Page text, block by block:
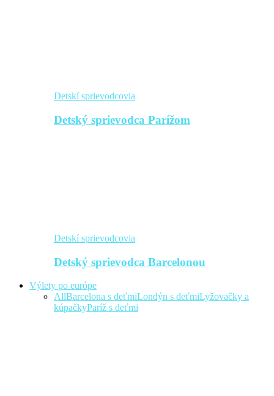
Detskí sprievodcovia
Detský sprievodca Parížom
Detskí sprievodcovia
Detský sprievodca Barcelonou
Výlety po európe
AllBarcelona s deťmiLondýn s deťmiLyžovačky a
kúpačkyParíž s deťmi